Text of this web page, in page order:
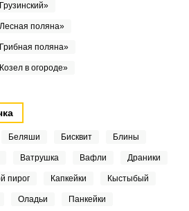
поляна»
поляна»
в огороде»
Беляши Бисквит Блины
Ватрушка Вафли Драники
пирог Капкейки Кыстыбый
Оладьи Панкейки